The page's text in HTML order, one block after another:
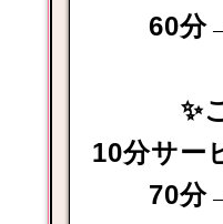
60分
✨
10分サー
70分